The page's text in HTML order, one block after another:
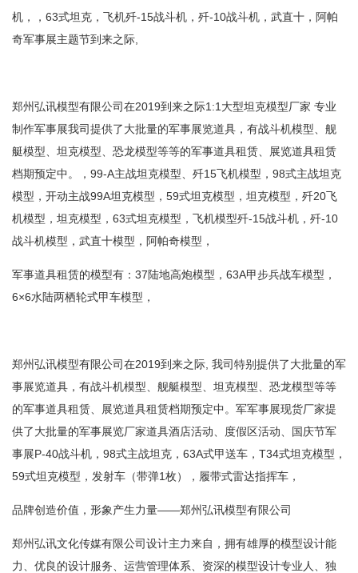
机，，63式坦克，飞机歼-15战斗机，歼-10战斗机，武直十，阿帕
奇军事展主题节到来之际,
郑州弘讯模型有限公司在2019到来之际1:1大型坦克模型厂家 专业
制作军事展我司提供了大批量的军事展览道具，有战斗机模型、舰
艇模型、坦克模型、恐龙模型等等的军事道具租赁、展览道具租赁
档期预定中。，99-A主战坦克模型、歼15飞机模型，98式主战坦克
模型，开动主战99A坦克模型，59式坦克模型，坦克模型，歼20飞
机模型，坦克模型，63式坦克模型，飞机模型歼-15战斗机，歼-10
战斗机模型，武直十模型，阿帕奇模型，
军事道具租赁的模型有：37陆地高炮模型，63A甲步兵战车模型，
6×6水陆两栖轮式甲车模型，
郑州弘讯模型有限公司在2019到来之际, 我司特别提供了大批量的军
事展览道具，有战斗机模型、舰艇模型、坦克模型、恐龙模型等等
的军事道具租赁、展览道具租赁档期预定中。军军事展现货厂家提
供了大批量的军事展览厂家道具酒店活动、度假区活动、国庆节军
事展P-40战斗机，98式主战坦克，63A式甲送车，T34式坦克模型，
59式坦克模型，发射车（带弹1枚），履带式雷达指挥车，
品牌创造价值，形象产生力量——郑州弘讯模型有限公司
郑州弘讯文化传媒有限公司设计主力来自，拥有雄厚的模型设计能
力、优良的设计服务、运营管理体系、资深的模型设计专业人、独